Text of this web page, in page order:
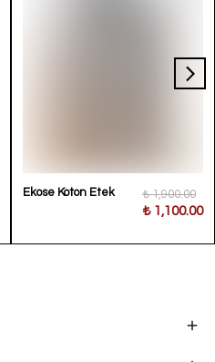
Ekose Koton Etek ₺ 1,900.00
₺ 1,100.00